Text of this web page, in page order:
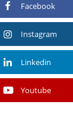
Facebook
Instagram
Linkedin
Youtube